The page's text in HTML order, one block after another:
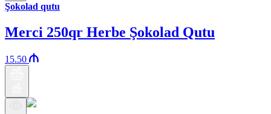
Şokolad qutu
Merci 250qr Herbe Şokolad Qutu
15.50